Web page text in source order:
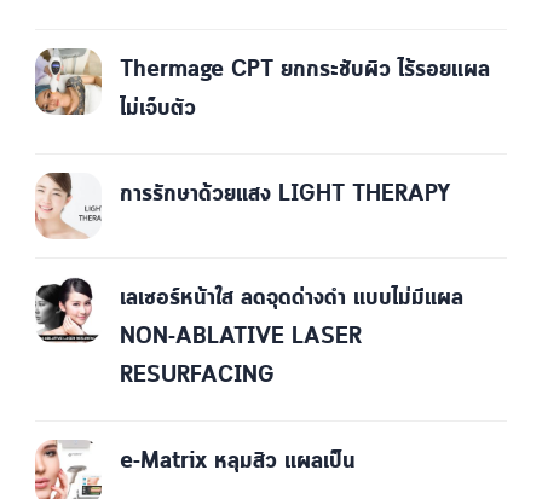
Thermage CPT ยกกระชับผิว ไร้รอยแผล
ไม่เจ็บตัว
การรักษาด้วยแสง LIGHT THERAPY
เลเซอร์หน้าใส ลดจุดด่างดำ แบบไม่มีแผล
NON-ABLATIVE LASER
RESURFACING
e-Matrix หลุมสิว แผลเป็น